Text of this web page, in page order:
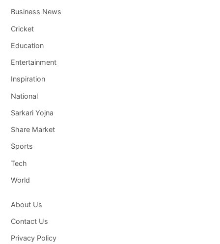
Business News
Cricket
Education
Entertainment
Inspiration
National
Sarkari Yojna
Share Market
Sports
Tech
World
About Us
Contact Us
Privacy Policy